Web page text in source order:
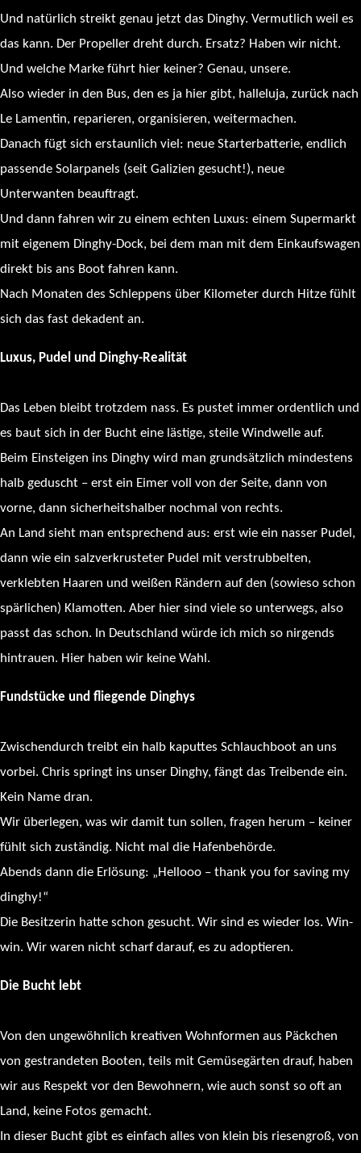
Und natürlich streikt genau jetzt das Dinghy. Vermutlich weil es
das kann. Der Propeller dreht durch. Ersatz? Haben wir nicht.
Und welche Marke führt hier keiner? Genau, unsere.
Also wieder in den Bus, den es ja hier gibt, halleluja, zurück nach
Le Lamentin, reparieren, organisieren, weitermachen.
Danach fügt sich erstaunlich viel: neue Starterbatterie, endlich
passende Solarpanels (seit Galizien gesucht!), neue
Unterwanten beauftragt.
Und dann fahren wir zu einem echten Luxus: einem Supermarkt
mit eigenem Dinghy-Dock, bei dem man mit dem Einkaufswagen
direkt bis ans Boot fahren kann.
Nach Monaten des Schleppens über Kilometer durch Hitze fühlt
sich das fast dekadent an.
Luxus, Pudel und Dinghy-Realität
Das Leben bleibt trotzdem nass. Es pustet immer ordentlich und
es baut sich in der Bucht eine lästige, steile Windwelle auf.
Beim Einsteigen ins Dinghy wird man grundsätzlich mindestens
halb geduscht – erst ein Eimer voll von der Seite, dann von
vorne, dann sicherheitshalber nochmal von rechts.
An Land sieht man entsprechend aus: erst wie ein nasser Pudel,
dann wie ein salzverkrusteter Pudel mit verstrubbelten,
verklebten Haaren und weißen Rändern auf den (sowieso schon
spärlichen) Klamotten. Aber hier sind viele so unterwegs, also
passt das schon. In Deutschland würde ich mich so nirgends
hintrauen. Hier haben wir keine Wahl.
Fundstücke und fliegende Dinghys
Zwischendurch treibt ein halb kaputtes Schlauchboot an uns
vorbei. Chris springt ins unser Dinghy, fängt das Treibende ein.
Kein Name dran.
Wir überlegen, was wir damit tun sollen, fragen herum – keiner
fühlt sich zuständig. Nicht mal die Hafenbehörde.
Abends dann die Erlösung: „Hellooo – thank you for saving my
dinghy!“
Die Besitzerin hatte schon gesucht. Wir sind es wieder los. Win-
win. Wir waren nicht scharf darauf, es zu adoptieren.
Die Bucht lebt
Von den ungewöhnlich kreativen Wohnformen aus Päckchen
von gestrandeten Booten, teils mit Gemüsegärten drauf, haben
wir aus Respekt vor den Bewohnern, wie auch sonst so oft an
Land, keine Fotos gemacht.
In dieser Bucht gibt es einfach alles von klein bis riesengroß, von